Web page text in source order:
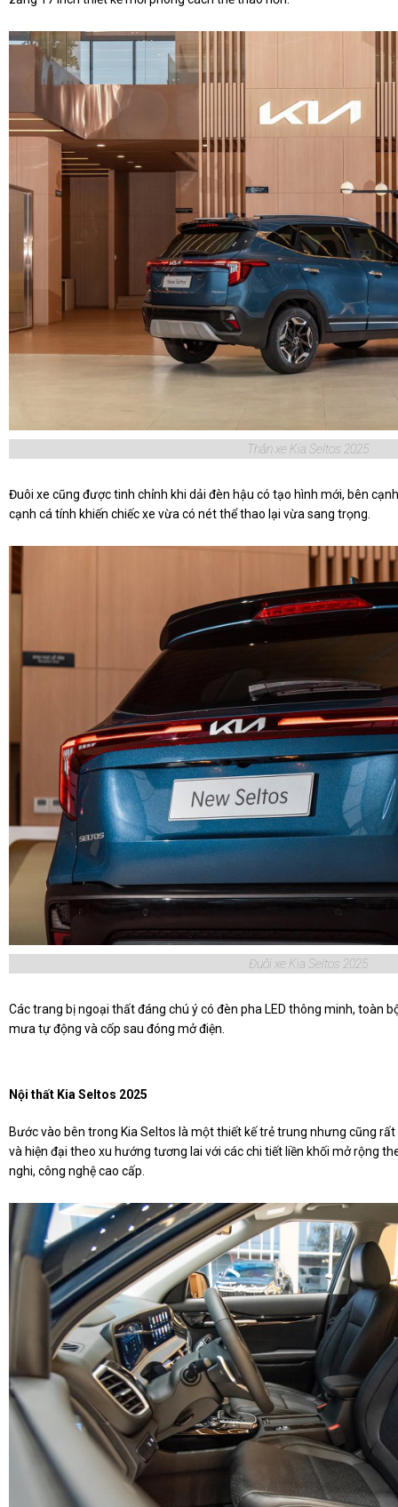
Thân xe Kia Seltos 2025
Đuôi xe cũng được tinh chỉnh khi dải đèn hậu có tạo hình mới, bên
cạnh cá tính khiến chiếc xe vừa có nét thể thao lại vừa sang trọng.
Đuôi xe Kia Seltos 2025
Các trang bị ngoại thất đáng chú ý có đèn pha LED thông minh, toàn
mưa tự động và cốp sau đóng mở điện.
Nội thất Kia Seltos 2025
Bước vào bên trong Kia Seltos là một thiết kế trẻ trung nhưng cũng
và hiện đại theo xu hướng tương lai với các chi tiết liền khối mở rộng
nghi, công nghệ cao cấp.